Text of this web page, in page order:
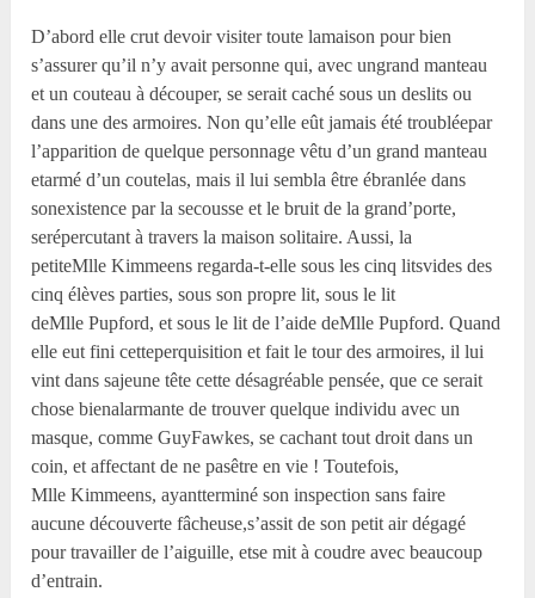
D’abord elle crut devoir visiter toute lamaison pour bien
s’assurer qu’il n’y avait personne qui, avec ungrand manteau
et un couteau à découper, se serait caché sous un deslits ou
dans une des armoires. Non qu’elle eût jamais été troubléepar
l’apparition de quelque personnage vêtu d’un grand manteau
etarmé d’un coutelas, mais il lui sembla être ébranlée dans
sonexistence par la secousse et le bruit de la grand’porte,
serépercutant à travers la maison solitaire. Aussi, la
petiteMlle Kimmeens regarda-t-elle sous les cinq litsvides des
cinq élèves parties, sous son propre lit, sous le lit
deMlle Pupford, et sous le lit de l’aide deMlle Pupford. Quand
elle eut fini cetteperquisition et fait le tour des armoires, il lui
vint dans sajeune tête cette désagréable pensée, que ce serait
chose bienalarmante de trouver quelque individu avec un
masque, comme GuyFawkes, se cachant tout droit dans un
coin, et affectant de ne pasêtre en vie ! Toutefois,
Mlle Kimmeens, ayantterminé son inspection sans faire
aucune découverte fâcheuse,s’assit de son petit air dégagé
pour travailler de l’aiguille, etse mit à coudre avec beaucoup
d’entrain.